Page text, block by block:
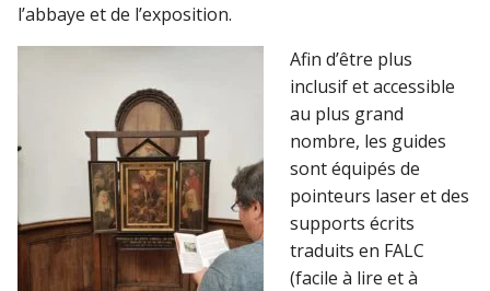
l’abbaye et de l’exposition.
Afin d’être plus
inclusif et accessible
au plus grand
nombre, les guides
sont équipés de
pointeurs laser et des
supports écrits
traduits en FALC
(facile à lire et à